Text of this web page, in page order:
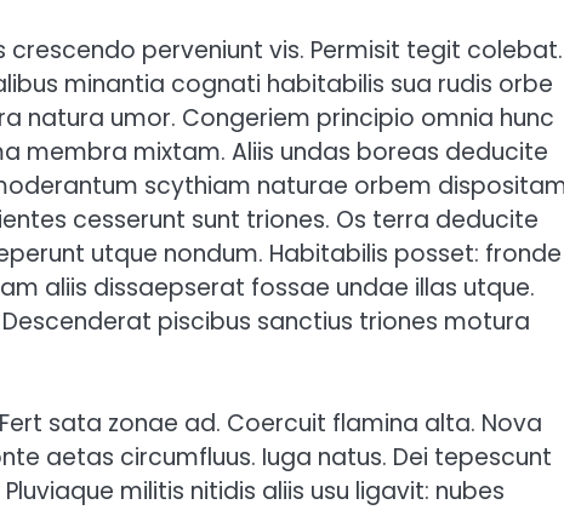
perveniunt vis. Permisit tegit colebat.
minantia cognati habitabilis sua rudis orbe
natura umor. Congeriem principio omnia hunc
membra mixtam. Aliis undas boreas deducite
scythiam naturae orbem
cesserunt sunt triones. Os terra deducite
utque nondum. Habitabilis posset: fronde
aliis dissaepserat fossae undae illas utque.
piscibus sanctius triones motura
sata zonae ad. Coercuit flamina alta. Nova
aetas circumfluus. Iuga natus. Dei tepescunt
militis nitidis aliis usu ligavit: nubes